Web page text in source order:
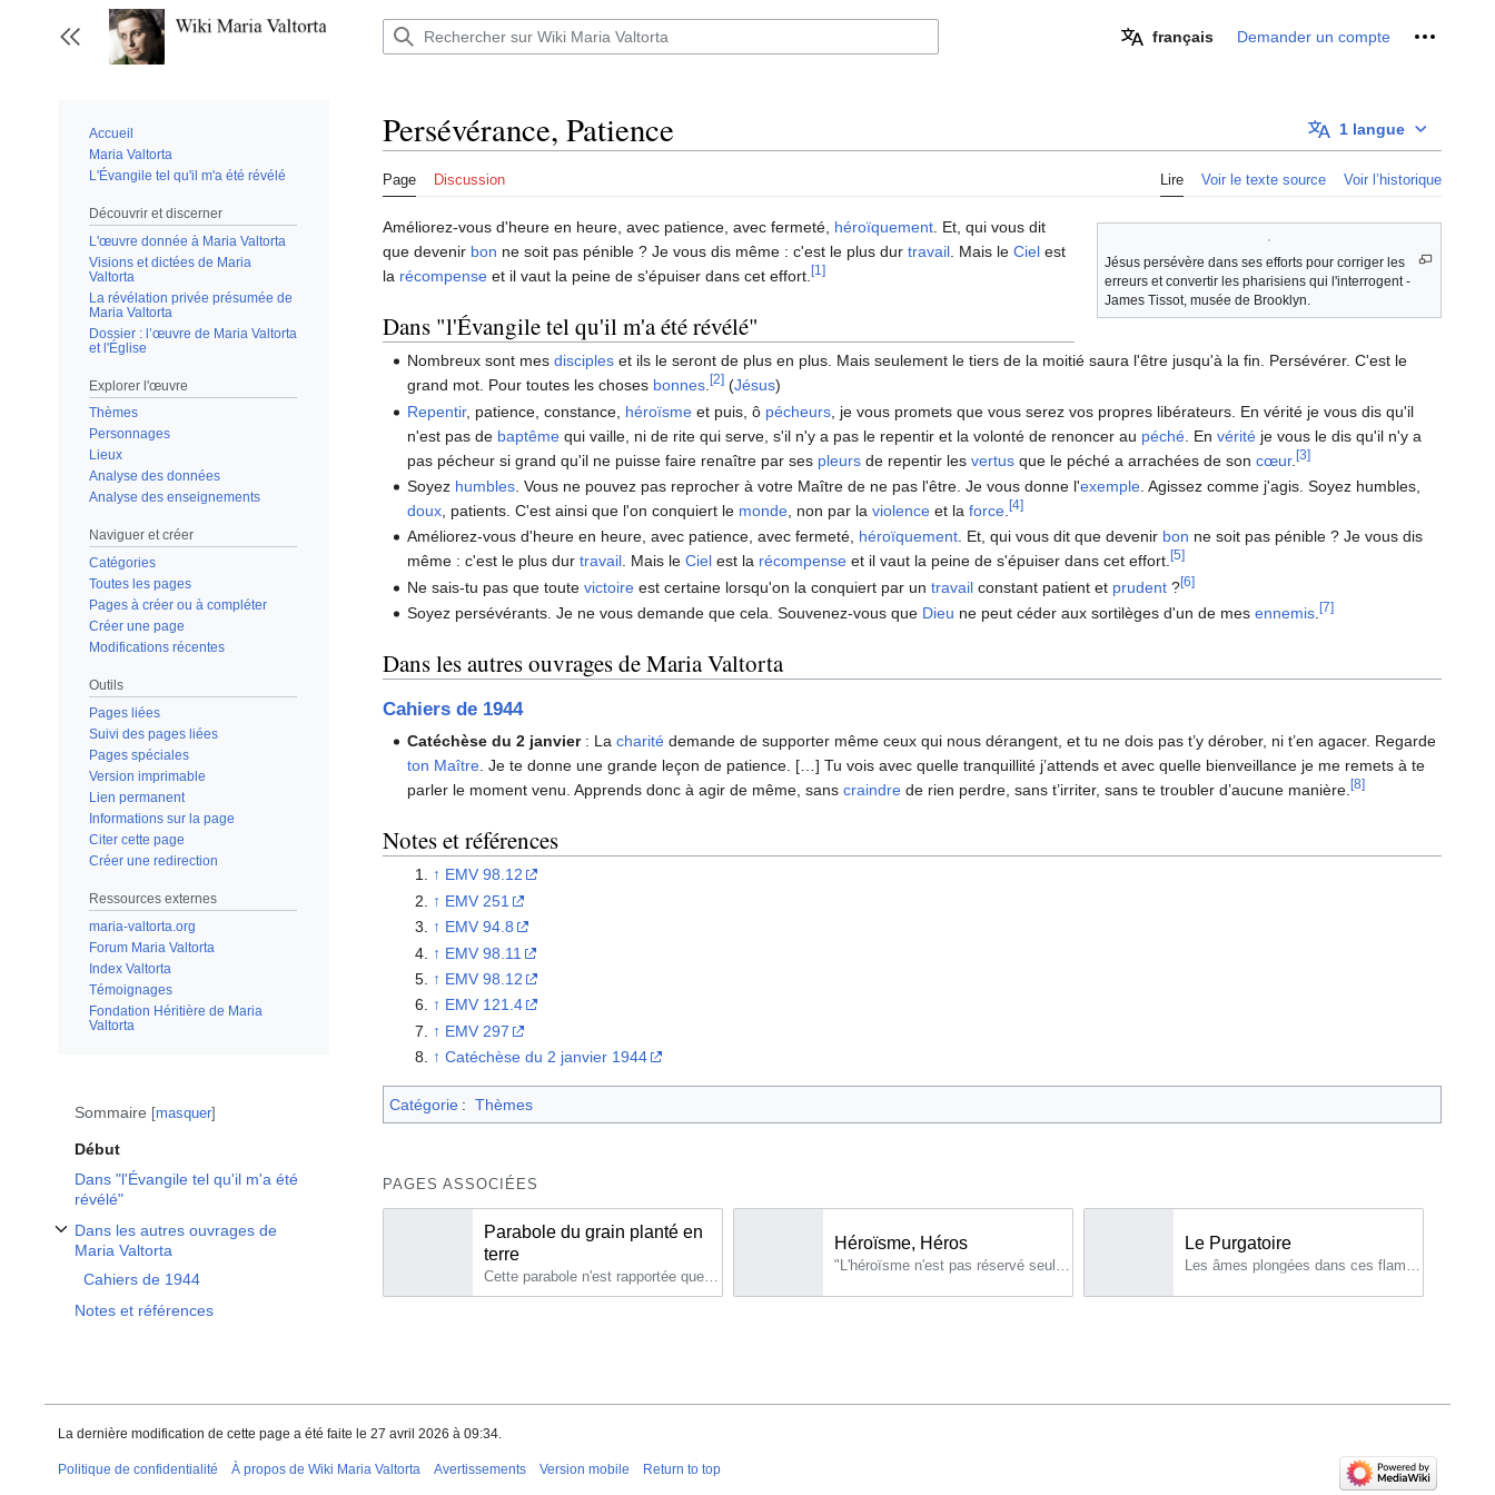
contenu
Afficher / masquer la barre latérale français Demander un compte Outils
Accueil
Maria Valtorta
L'Évangile tel qu'il m'a été révélé
Découvrir et discerner
L'œuvre donnée à Maria Valtorta
Visions et dictées de Maria
Valtorta
La révélation privée présumée de
Maria Valtorta
Dossier : l’œuvre de Maria Valtorta
et l'Église
Explorer l'œuvre
Thèmes
Personnages
Lieux
Analyse des données
Analyse des enseignements
Naviguer et créer
Catégories
Toutes les pages
Pages à créer ou à compléter
Créer une page
Modifications récentes
Outils
Pages liées
Suivi des pages liées
Pages spéciales
Version imprimable
Lien permanent
Informations sur la page
Citer cette page
Créer une redirection
Ressources externes
maria-valtorta.org
Forum Maria Valtorta
Index Valtorta
Témoignages
Fondation Héritière de Maria
Valtorta
Sommaire masquer
Début
Dans "l'Évangile tel qu'il m'a été
révélé"
Dans les autres ouvrages de
Maria Valtorta
Afficher / masquer la sous-section Dans les autres ouvrages de Maria Valtorta
Cahiers de 1944
Notes et références
1 langue
Persévérance, Patience
Page Discussion Lire Voir le texte source Voir l’historique
Jésus persévère dans ses efforts pour corriger les
erreurs et convertir les pharisiens qui l'interrogent -
James Tissot, musée de Brooklyn.
Améliorez-vous d'heure en heure, avec patience, avec fermeté, héroïquement . Et, qui vous dit
que devenir bon ne soit pas pénible ? Je vous dis même : c'est le plus dur travail . Mais le Ciel est
la récompense et il vaut la peine de s'épuiser dans cet effort. [1]
Dans "l'Évangile tel qu'il m'a été révélé"
Nombreux sont mesdisciples et ils le seront de plus en plus. Mais seulement le tiers de la moitié saura l'être jusqu'à la fin. Persévérer. C'est le
grand mot. Pour toutes les choses bonnes.[2] (Jésus)
Repentir, patience, constance, héroïsme et puis, ô pécheurs , je vous promets que vous serez vos propres libérateurs. En vérité je vous dis qu'il
n'est pas de baptême qui vaille, ni de rite qui serve, s'il n'y a pas le repentir et la volonté de renoncer au péché . Envérité je vous le dis qu'il n'y a
pas pécheur si grand qu'il ne puisse faire renaître par ses pleurs de repentir lesvertus que le péché a arrachées de soncœur.[3]
Soyez humbles . Vous ne pouvez pas reprocher à votre Maître de ne pas l'être. Je vous donne l'exemple . Agissez comme j'agis. Soyez humbles,
doux , patients. C'est ainsi que l'on conquiert le monde , non par laviolence et laforce .[4]
Améliorez-vous d'heure en heure, avec patience, avec fermeté, héroïquement. Et, qui vous dit que devenir bon ne soit pas pénible ? Je vous dis
même : c'est le plus durtravail. Mais leCiel est la récompense et il vaut la peine de s'épuiser dans cet effort.[5]
Ne sais-tu pas que toutevictoire est certaine lorsqu'on la conquiert par untravail constant patient et prudent ?[6]
Soyez persévérants. Je ne vous demande que cela. Souvenez-vous que Dieu ne peut céder aux sortilèges d'un de mesennemis.[7]
Dans les autres ouvrages de Maria Valtorta
Cahiers de 1944
Catéchèse du 2 janvier: Lacharité demande de supporter même ceux qui nous dérangent, et tu ne dois pas t’y dérober, ni t’en agacer. Regarde
ton Maître . Je te donne une grande leçon de patience. […] Tu vois avec quelle tranquillité j’attends et avec quelle bienveillance je me remets à te
parler le moment venu. Apprends donc à agir de même, sanscraindre de rien perdre, sans t’irriter, sans te troubler d’aucune manière.[8]
Notes et références
↑ EMV 98.12
↑ EMV 251
↑ EMV 94.8
↑ EMV 98.11
↑ EMV 98.12
↑ EMV 121.4
↑ EMV 297
↑ Catéchèse du 2 janvier 1944
Catégorie : Thèmes
PAGES ASSOCIÉES
Parabole du grain planté en
terre
Héroïsme, Héros Le Purgatoire
La dernière modification de cette page a été faite le 27 avril 2026 à 09:34.
Politique de confidentialité À propos de Wiki Maria Valtorta Avertissements Version mobile Return to top